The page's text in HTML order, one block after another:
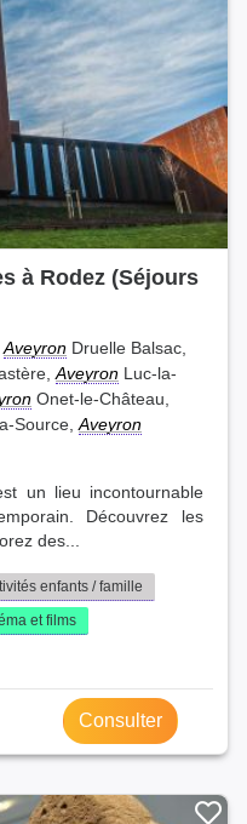
à Rodez (Séjours
Aveyron Druelle Balsac,
Aveyron Luc-la-
Onet-le-Château,
Source, Aveyron
un lieu incontournable
Découvrez les
des...
enfants / famille
et films
Consulter